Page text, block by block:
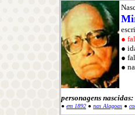
●
●
●
●
personagens nascidas:
● em 1892 ● nas Alagoas ●